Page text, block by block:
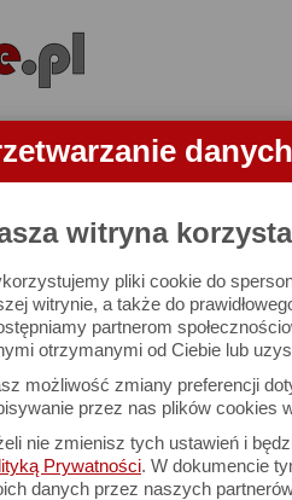
witryna
pliki cookie do
witrynie, a także do
partnerom
otrzymanymi od Ciebie lub
możliwość zmiany preferencji
przez nas plików cookies
nie zmienisz tych ustawień i
Prywatności. W dokumencie
danych przez naszych
ARTYKUŁY APARATY
LORNETKI
W bazie znajduje
Proszę podać
Producent:
Model: